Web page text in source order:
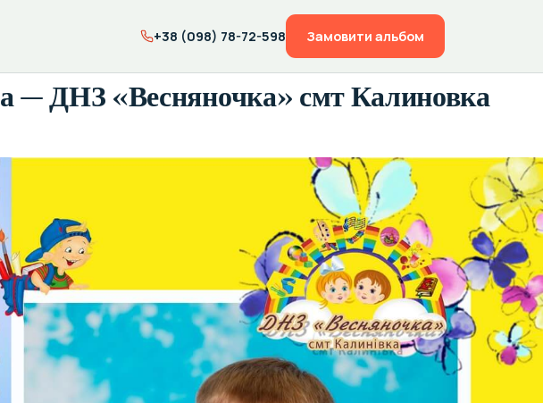
+38 (098) 78-72-598 Замовити альбом
— ДНЗ «Весняночка» смт Калиновка